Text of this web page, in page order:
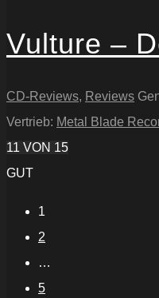
Vulture –
CD-Reviews, Reviews
Vertrieb: Metal Blade
11 VON 15
GUT
1
2
…
5